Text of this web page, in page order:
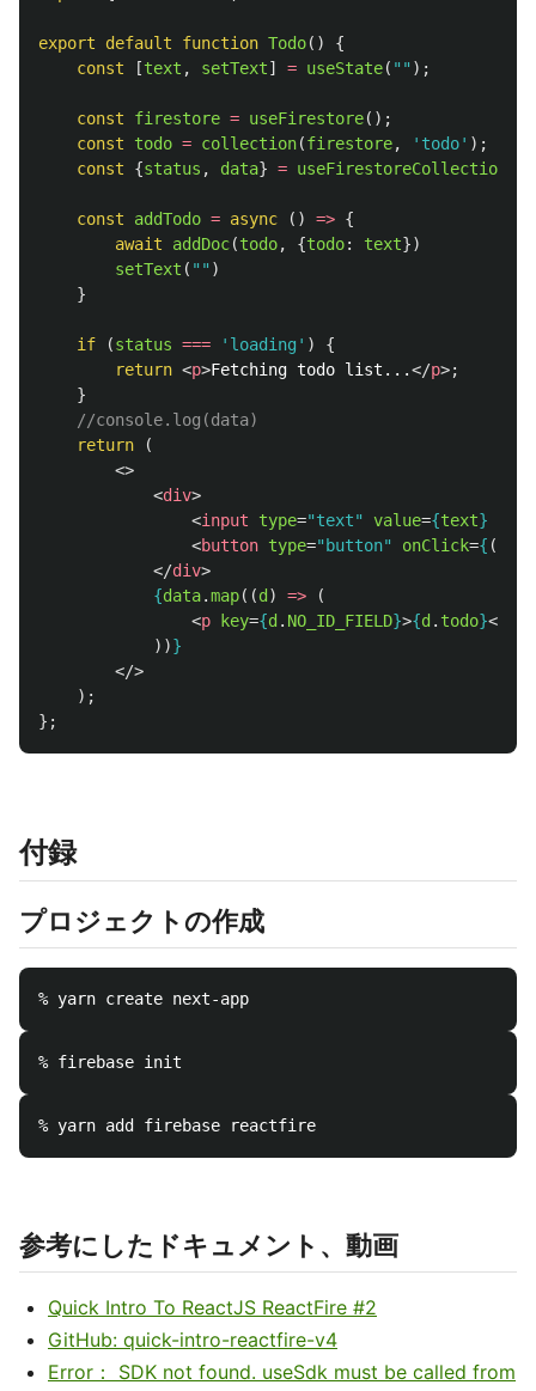
export default function Todo()
{
const
[text , setText] = useState( "" );
const firestore = useFirestore();
const
todo = collection(firestore, ' todo' );
const
{status , data} =
const addTodo = async () => {
await
addDoc(todo, {todo: text})
setText ( "" )
}
if (status === ' loading ' )
{
return <p>Fetching todo list...</p>;
}
//console.log(data)
return
(
<>
<div>
<input type="text" value={text}
<button type="button" onClick={ ()
</div>
{data.map((d ) =>
(
<p key={d . NO_ID_FIELD}>{d . todo}</
))}
</>
);
};
付録
プロジェクトの作成
参考にしたドキュメント、動画
Quick Intro To ReactJS ReactFire #2
GitHub: quick-intro-reactfire-v4
Error： SDK not found. useSdk must be called from